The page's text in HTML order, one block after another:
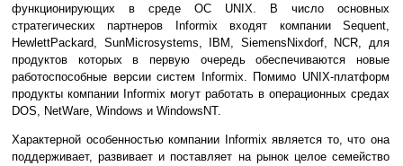
функционирующих в среде ОС UNIX. В число основных
стратегических партнеров Informix входят компании Sequent,
HewlettPaсkard, SunMicrosystems, IBM, SiemensNixdorf, NCR, для
продуктов которых в первую очередь обеспечиваются новые
работоспособные версии систем Informix. Помимо UNIX-платформ
продукты компании Informix могут работать в операционных средах
DOS, NetWare, Windows и WindowsNT.
Характерной особенностью компании Informix является то, что она
поддерживает, развивает и поставляет на рынок целое семейство